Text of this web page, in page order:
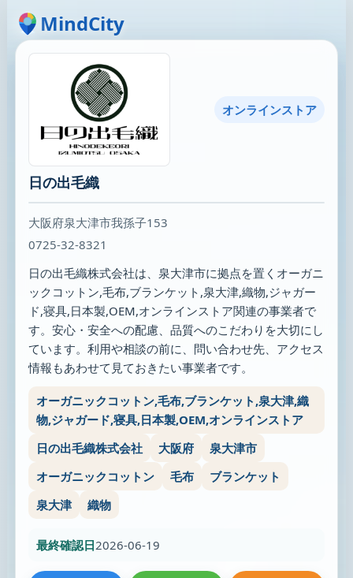
MindCity
オンラインストア
日の出毛織
大阪府泉大津市我孫子153
0725-32-8321
日の出毛織株式会社は、泉大津市に拠点を置くオーガニ
ックコットン,毛布,ブランケット,泉大津,織物,ジャガー
ド,寝具,日本製,OEM,オンラインストア関連の事業者で
す。安心・安全への配慮、品質へのこだわりを大切にし
ています。利用や相談の前に、問い合わせ先、アクセス
情報もあわせて見ておきたい事業者です。
オーガニックコットン,毛布,ブランケット,泉大津,織
物,ジャガード,寝具,日本製,OEM,オンラインストア
日の出毛織株式会社
大阪府
泉大津市
オーガニックコットン
毛布
ブランケット
泉大津
織物
最終確認日2026-06-19